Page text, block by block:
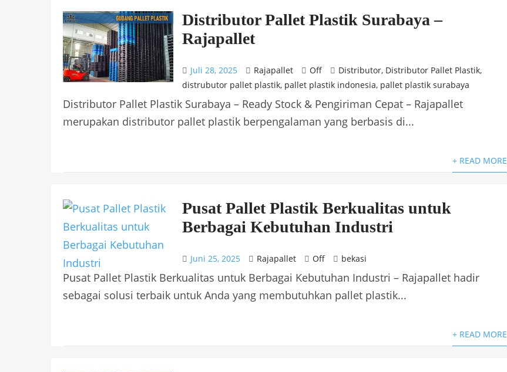
Distributor Pallet Plastik Surabaya –
Rajapallet
Juli 28, 2025 Rajapallet Off Distributor, Distributor Pallet Plastik,
distrubutor pallet plastik, pallet plastik indonesia, pallet plastik surabaya
Distributor Pallet Plastik Surabaya – Ready Stock & Pengiriman Cepat – Rajapallet
merupakan distributor pallet plastik berpengalaman yang berbasis di...
+ READ MORE
Pusat Pallet Plastik Berkualitas untuk
Berbagai Kebutuhan Industri
Juni 25, 2025 Rajapallet Off bekasi
Pusat Pallet Plastik Berkualitas untuk Berbagai Kebutuhan Industri – Rajapallet hadir
sebagai solusi terbaik untuk Anda yang membutuhkan pallet plastik...
+ READ MORE